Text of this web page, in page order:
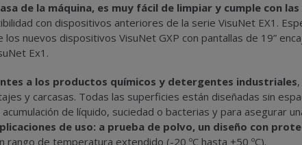
de la máquina, es muy fácil de limpiar y cumple con
con dispositivos anteriores de la serie VisuNet EX1.
nuevos dispositivos VisuNet GXP con pantallas de 19”
Ex1.
a los productos químicos y detergentes industriales
y carcasas. Todas las superficies están diseñadas sin
de líquido, suciedad o bacterias y para asegurar
de uso: a prueba de polvo, un diseño con
rango de temperatura extendido (-20 ºC hasta +50 ºC).